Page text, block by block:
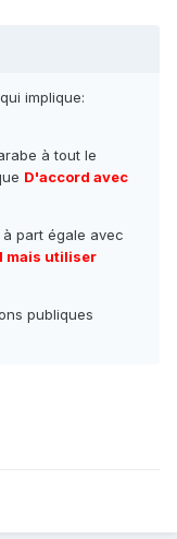
implique:
à tout le
D'accord avec
part égale avec
mais utiliser
publiques